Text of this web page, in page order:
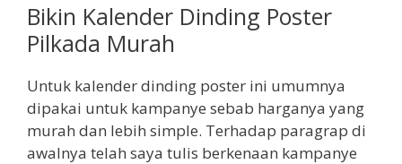
Bikin Kalender Dinding Poster
Pilkada Murah
Untuk kalender dinding poster ini umumnya
dipakai untuk kampanye sebab harganya yang
murah dan lebih simple. Terhadap paragrap di
awalnya telah saya tulis berkenaan kampanye